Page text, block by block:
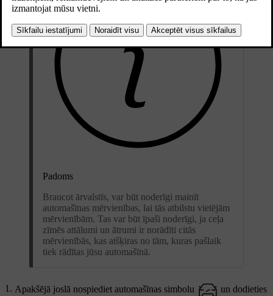
Padoms
Braucot ārvalstīs, var būt noderīgi mainīt
automašīnas mērvienības, lai tās atbilstu vietējām
mērvienībām. Tas var būt īpaši noderīgi, ja ceļa
zīmēs attālumi un ātrumi ir norādīti citās
mērvienībās, kas atšķiras no tām, kuras pašlaik
tiek rādītas jūsu automašīnā.
Apakšējā joslā nospiediet automašīnas simbolu
un dodieties